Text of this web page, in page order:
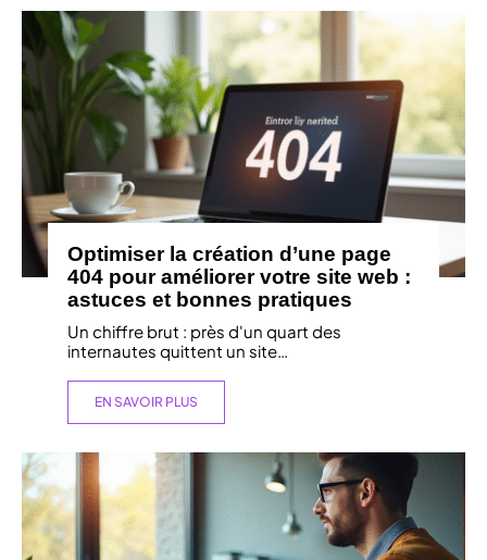
Optimiser la création d’une page
404 pour améliorer votre site web :
astuces et bonnes pratiques
Un chiffre brut : près d'un quart des
internautes quittent un site…
EN SAVOIR PLUS